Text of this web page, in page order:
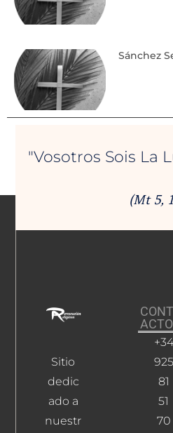
Sánchez
"Vosotros Sois La
(Mt 5,
Sitio
dedic
ado a
nuestr
CONT
ACTO
+34
925
81
51
70